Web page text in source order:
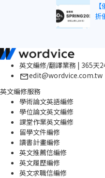
折
英文編修/翻譯業務 | 365天
edit@wordvice.com.tw
英文編修服務
學術論文英語編修
學位論文英文編修
課堂作業英文編修
留學文件編修
讀書計畫編修
英文推薦信編修
英文履歷編修
英文求職信編修